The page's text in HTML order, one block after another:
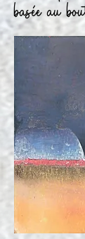
basée au